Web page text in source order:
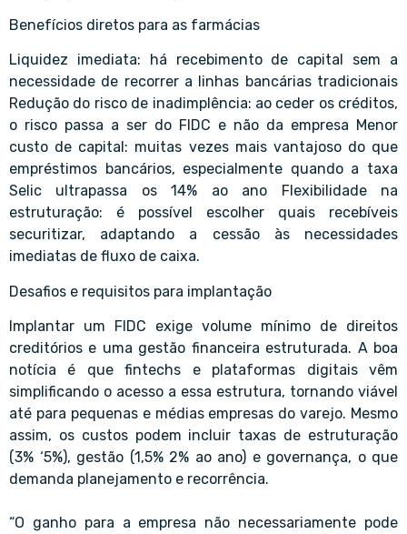
Benefícios diretos para as farmácias
Liquidez imediata: há recebimento de capital sem a
necessidade de recorrer a linhas bancárias tradicionais
Redução do risco de inadimplência: ao ceder os créditos,
o risco passa a ser do FIDC e não da empresa Menor
custo de capital: muitas vezes mais vantajoso do que
empréstimos bancários, especialmente quando a taxa
Selic ultrapassa os 14% ao ano Flexibilidade na
estruturação: é possível escolher quais recebíveis
securitizar, adaptando a cessão às necessidades
imediatas de fluxo de caixa.
Desafios e requisitos para implantação
Implantar um FIDC exige volume mínimo de direitos
creditórios e uma gestão financeira estruturada. A boa
notícia é que fintechs e plataformas digitais vêm
simplificando o acesso a essa estrutura, tornando viável
até para pequenas e médias empresas do varejo. Mesmo
assim, os custos podem incluir taxas de estruturação
(3% ‘5%), gestão (1,5% 2% ao ano) e governança, o que
demanda planejamento e recorrência.
“O ganho para a empresa não necessariamente pode